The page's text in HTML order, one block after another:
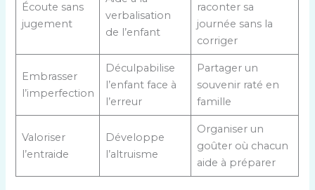
Écoute sans
jugement
verbalisation
de l’enfant
raconter sa
journée sans la
corriger
Embrasser
l’imperfection
Déculpabilise
l’enfant face à
l’erreur
Partager un
souvenir raté en
famille
Valoriser
l’entraide
Développe
l’altruisme
Organiser un
goûter où chacun
aide à préparer